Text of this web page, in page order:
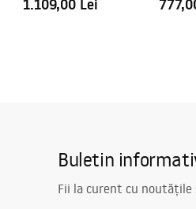
1.109,00 Lei
Buletin
Fii la curent cu